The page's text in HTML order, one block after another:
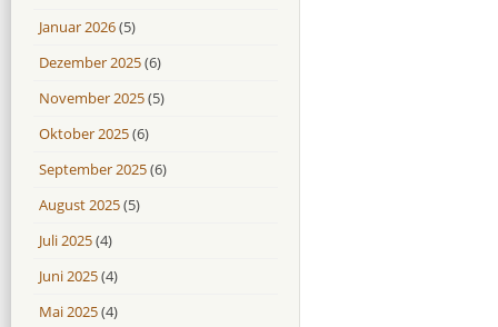
Januar 2026(5)
Dezember 2025(6)
November 2025(5)
Oktober 2025(6)
September 2025(6)
August 2025(5)
Juli 2025(4)
Juni 2025(4)
Mai 2025(4)